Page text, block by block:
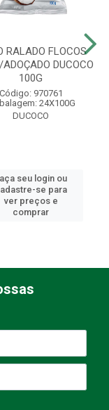
RALADO FLOCOS
DUCOCO
100G
Código: 970761
24X100G
DUCOCO
seu login ou
se para
ver preços e
comprar